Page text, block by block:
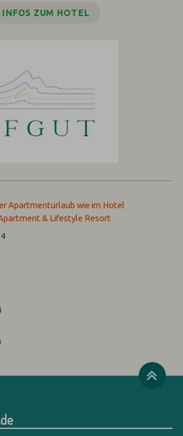
INFOS ZUM HOTEL
Apartmenturlaub wie im Hotel
& Lifestyle Resort